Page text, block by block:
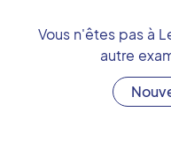
Vous n'êtes pas à
autre